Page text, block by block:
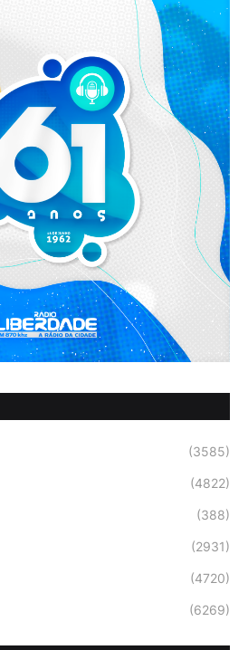
(3585)
(4822)
(388)
(2931)
(4720)
(6269)